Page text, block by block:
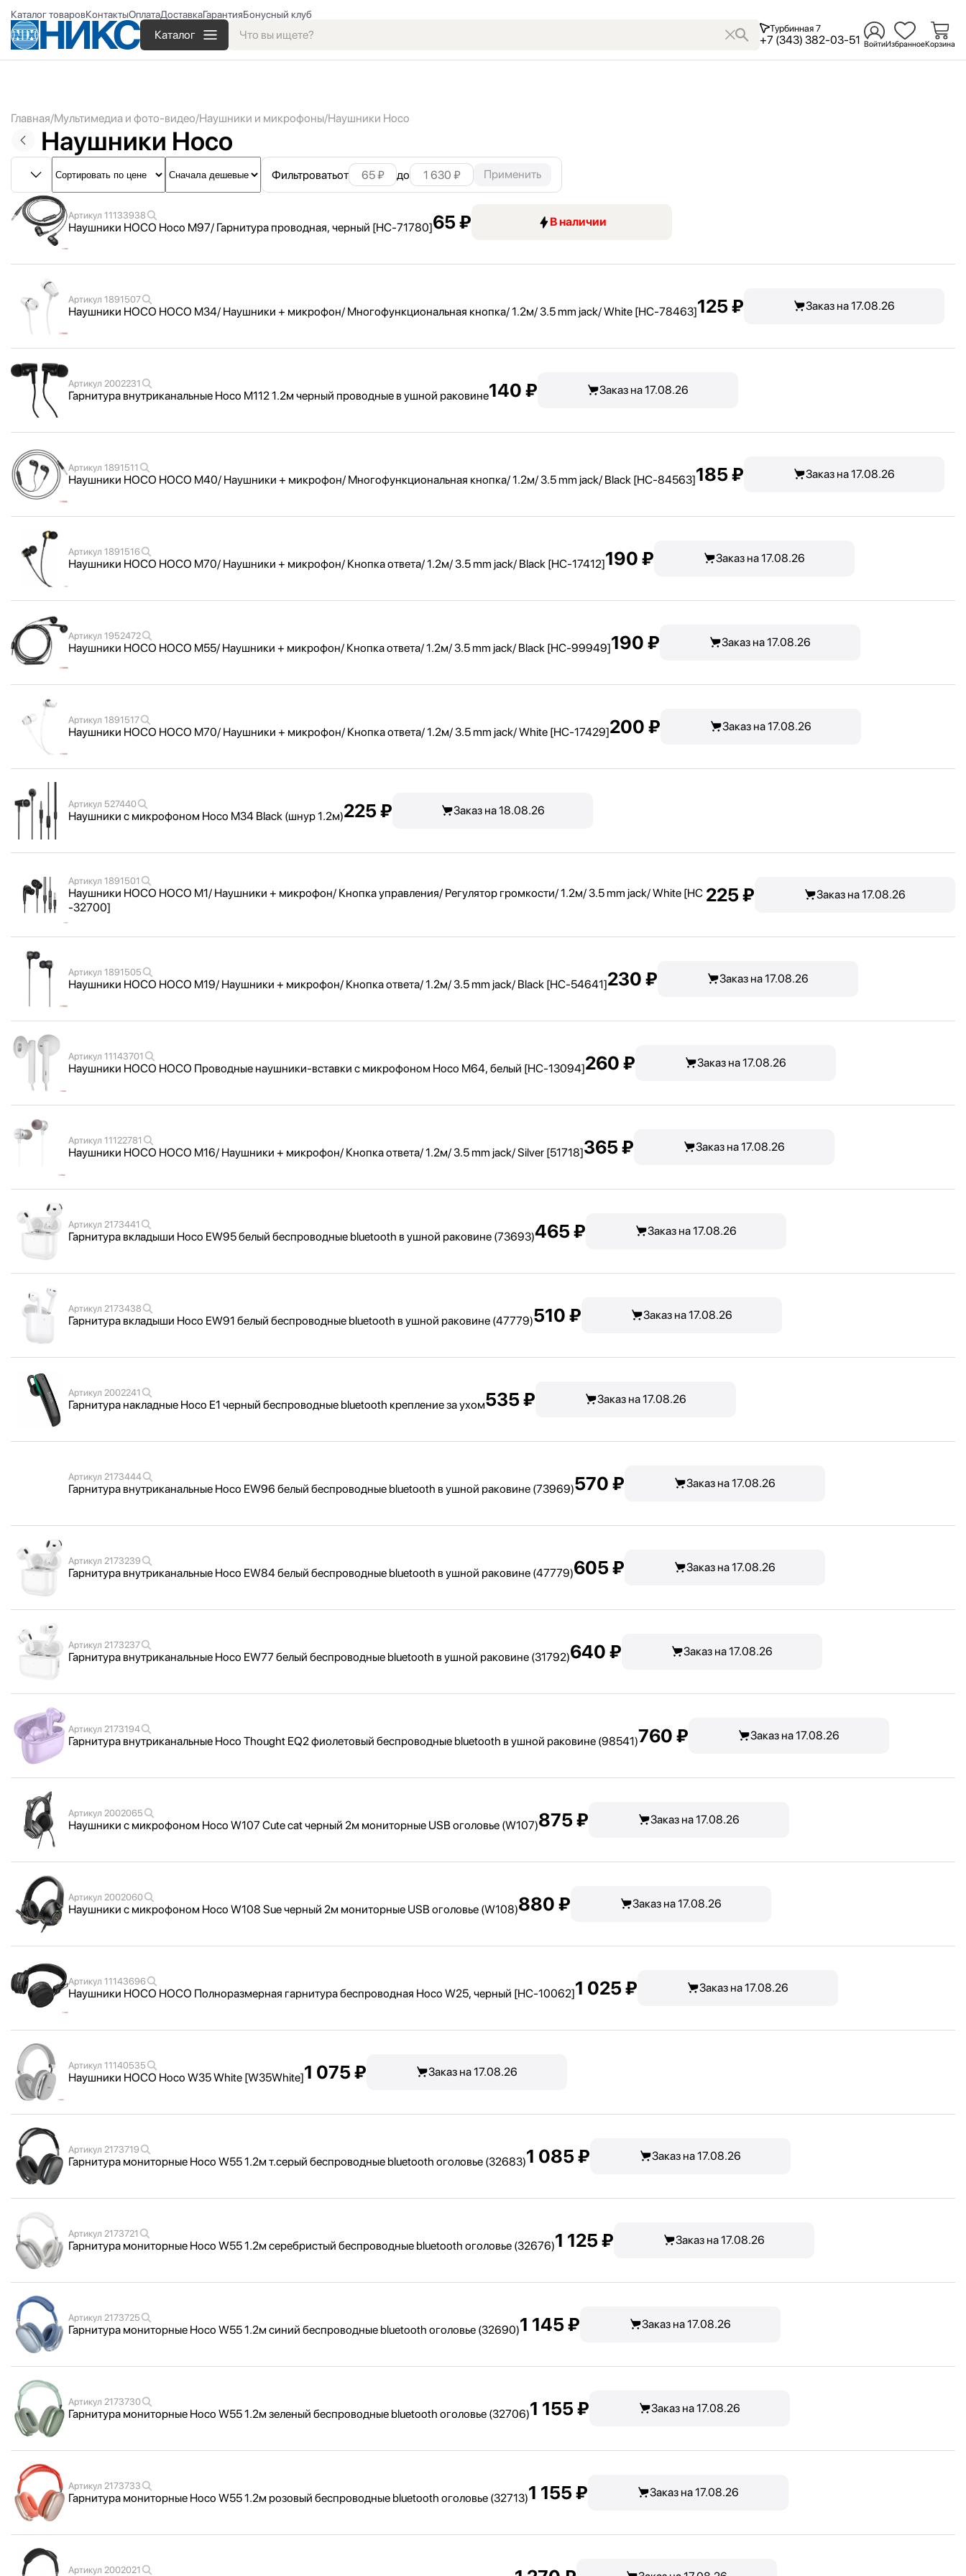
Каталог товаровКонтактыОплатаДоставкаГарантияБонусный клуб
Каталог Турбинная 7
+7 (343) 382-03-51 ВойтиИзбранноеКорзина
Главная Мультимедиа и фото-видео Наушники и микрофоны Наушники Hoco
Наушники Hoco
Фильтроватьот до Применить
Артикул 11133938
Наушники HOCO Hoco M97/ Гарнитура проводная, черный [HC-71780]65 ₽ В наличии
Артикул 1891507
Наушники HOCO HOCO M34/ Наушники + микрофон/ Многофункциональная кнопка/ 1.2м/ 3.5 mm jack/ White [HC-78463]125 ₽ Заказ на 17.08.26
Артикул 2002231
Гарнитура внутриканальные Hoco M112 1.2м черный проводные в ушной раковине140 ₽ Заказ на 17.08.26
Артикул 1891511
Наушники HOCO HOCO M40/ Наушники + микрофон/ Многофункциональная кнопка/ 1.2м/ 3.5 mm jack/ Black [HC-84563]185 ₽ Заказ на 17.08.26
Артикул 1891516
Наушники HOCO HOCO M70/ Наушники + микрофон/ Кнопка ответа/ 1.2м/ 3.5 mm jack/ Black [HC-17412]190 ₽ Заказ на 17.08.26
Артикул 1952472
Наушники HOCO HOCO M55/ Наушники + микрофон/ Кнопка ответа/ 1.2м/ 3.5 mm jack/ Black [HC-99949]190 ₽ Заказ на 17.08.26
Артикул 1891517
Наушники HOCO HOCO M70/ Наушники + микрофон/ Кнопка ответа/ 1.2м/ 3.5 mm jack/ White [HC-17429]200 ₽ Заказ на 17.08.26
Артикул 527440
Наушники с микрофоном Hoco M34 Black (шнур 1.2м)225 ₽ Заказ на 18.08.26
Артикул 1891501
Наушники HOCO HOCO M1/ Наушники + микрофон/ Кнопка управления/ Регулятор громкости/ 1.2м/ 3.5 mm jack/ White [HC
-32700]
225 ₽ Заказ на 17.08.26
Артикул 1891505
Наушники HOCO HOCO M19/ Наушники + микрофон/ Кнопка ответа/ 1.2м/ 3.5 mm jack/ Black [HC-54641]230 ₽ Заказ на 17.08.26
Артикул 11143701
Наушники HOCO HOCO Проводные наушники-вставки с микрофоном Hoco M64, белый [HC-13094]260 ₽ Заказ на 17.08.26
Артикул 11122781
Наушники HOCO HOCO M16/ Наушники + микрофон/ Кнопка ответа/ 1.2м/ 3.5 mm jack/ Silver [51718]365 ₽ Заказ на 17.08.26
Артикул 2173441
Гарнитура вкладыши Hoco EW95 белый беспроводные bluetooth в ушной раковине (73693)465 ₽ Заказ на 17.08.26
Артикул 2173438
Гарнитура вкладыши Hoco EW91 белый беспроводные bluetooth в ушной раковине (47779)510 ₽ Заказ на 17.08.26
Артикул 2002241
Гарнитура накладные Hoco E1 черный беспроводные bluetooth крепление за ухом535 ₽ Заказ на 17.08.26
Артикул 2173444
Гарнитура внутриканальные Hoco EW96 белый беспроводные bluetooth в ушной раковине (73969)570 ₽ Заказ на 17.08.26
Артикул 2173239
Гарнитура внутриканальные Hoco EW84 белый беспроводные bluetooth в ушной раковине (47779)605 ₽ Заказ на 17.08.26
Артикул 2173237
Гарнитура внутриканальные Hoco EW77 белый беспроводные bluetooth в ушной раковине (31792)640 ₽ Заказ на 17.08.26
Артикул 2173194
Гарнитура внутриканальные Hoco Thought EQ2 фиолетовый беспроводные bluetooth в ушной раковине (98541)760 ₽ Заказ на 17.08.26
Артикул 2002065
Наушники с микрофоном Hoco W107 Cute cat черный 2м мониторные USB оголовье (W107)875 ₽ Заказ на 17.08.26
Артикул 2002060
Наушники с микрофоном Hoco W108 Sue черный 2м мониторные USB оголовье (W108)880 ₽ Заказ на 17.08.26
Артикул 11143696
Наушники HOCO HOCO Полноразмерная гарнитура беспроводная Hoco W25, черный [HC-10062]1 025 ₽ Заказ на 17.08.26
Артикул 11140535
Наушники HOCO Hoco W35 White [W35White]1 075 ₽ Заказ на 17.08.26
Артикул 2173719
Гарнитура мониторные Hoco W55 1.2м т.серый беспроводные bluetooth оголовье (32683)1 085 ₽ Заказ на 17.08.26
Артикул 2173721
Гарнитура мониторные Hoco W55 1.2м серебристый беспроводные bluetooth оголовье (32676)1 125 ₽ Заказ на 17.08.26
Артикул 2173725
Гарнитура мониторные Hoco W55 1.2м синий беспроводные bluetooth оголовье (32690)1 145 ₽ Заказ на 17.08.26
Артикул 2173730
Гарнитура мониторные Hoco W55 1.2м зеленый беспроводные bluetooth оголовье (32706)1 155 ₽ Заказ на 17.08.26
Артикул 2173733
Гарнитура мониторные Hoco W55 1.2м розовый беспроводные bluetooth оголовье (32713)1 155 ₽ Заказ на 17.08.26
Артикул 2002021